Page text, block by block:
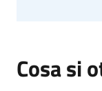
Cosa si